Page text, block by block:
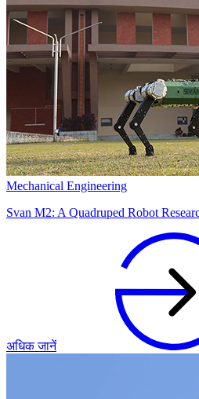
Mechanical Engineering
Svan M2: A Quadruped Robot
अधिक जानें